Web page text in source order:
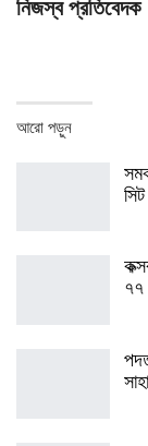
নিজস্ব প্রতিবেদক
আরো পড়ুন